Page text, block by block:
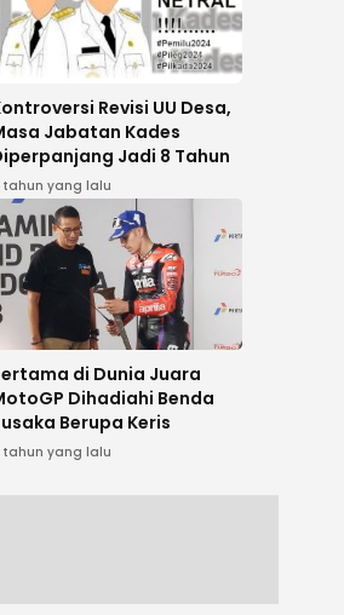
Revisi UU Desa,
Jabatan Kades
Jadi 8 Tahun
tahun yang lalu
di Dunia Juara
Dihadiahi Benda
Berupa Keris
tahun yang lalu